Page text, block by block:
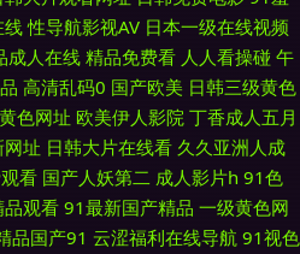
影音先锋 91欧tv www东方AV在线 韩国
堂 91社国产精品 岛国成人在线不卡 日韩
产成人精品欧 99超碰在线黑丝 亚洲日韩
女在线视频 激情色播导航 影音先锋最新
线 性导航影视AV 日本一级在线视频
成人在线 精品免费看 人人看操碰 午
高清乱码0 国产欧美 日韩三级黄色
色网址 欧美伊人影院 丁香成人五月
址 日韩大片在线看 久久亚洲人成
看 国产人妖第二 成人影片h 91色
品观看 91最新国产精品 一级黄色网
品国产91 云涩福利在线导航 91视色